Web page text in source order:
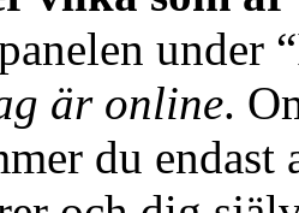
under
är online.
du